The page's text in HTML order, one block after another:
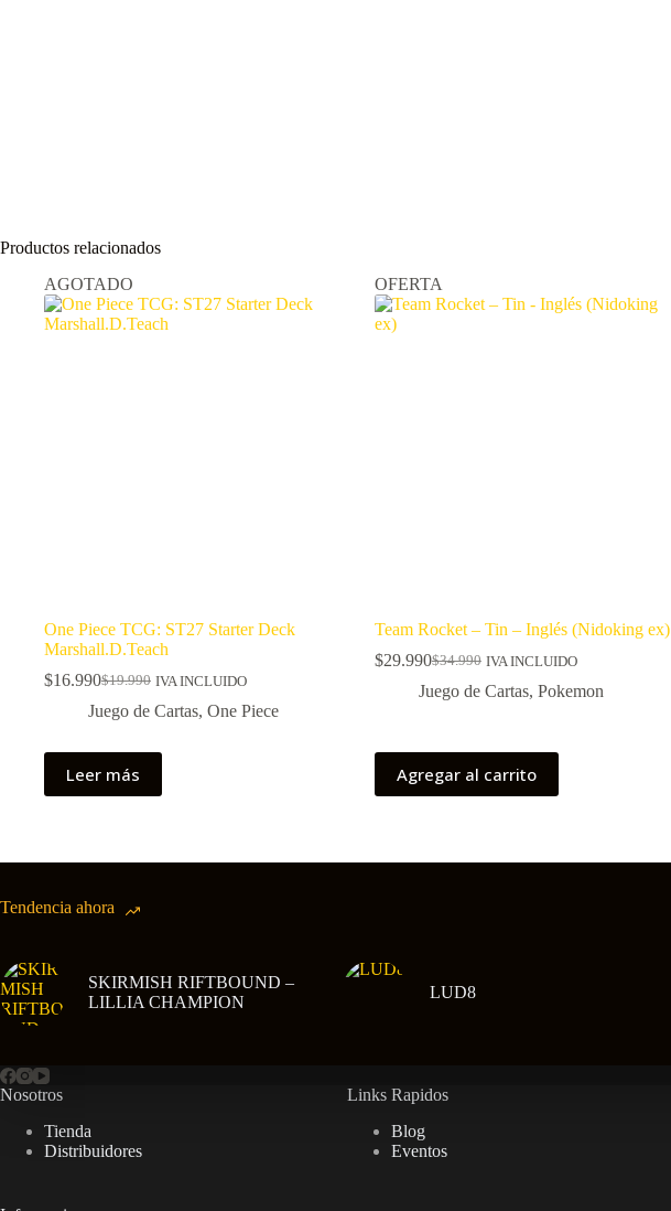
Productos relacionados
AGOTADO
One Piece TCG: ST27 Starter Deck
Marshall.D.Teach
$19.990
El
precio
era:
$19.990.
$16.990El
precio
es:
$16.990.
IVA INCLUIDO
Juego de Cartas, One Piece
Leer más
OFERTA
Team Rocket – Tin – Inglés (Nidoking ex)
$34.990
El
precio
$34.990.
$29.990El
precio
$29.990.
IVA INCLUIDO
Juego de Cartas, Pokemon
Agregar al carrito
Tendencia ahora
SKIRMISH RIFTBOUND –
LILLIA CHAMPION
LUD8
Nosotros
Tienda
Distribuidores
Links Rapidos
Blog
Eventos